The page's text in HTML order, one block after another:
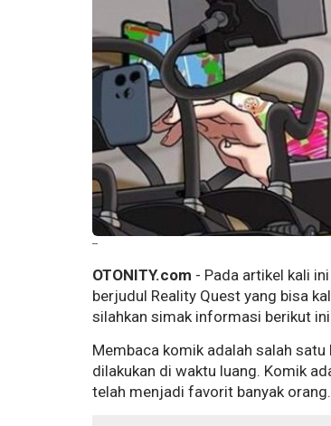
--
OTONITY.com - Pada artikel kali
berjudul Reality Quest yang bisa
silahkan simak informasi berikut ini.
Membaca komik adalah salah
dilakukan di waktu luang. Komik
telah menjadi favorit banyak orang.